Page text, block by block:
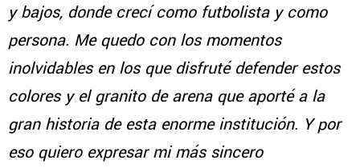
y bajos, donde crecí como futbolista y como
persona. Me quedo con los momentos
inolvidables en los que disfruté defender estos
colores y el granito de arena que aporté a la
gran historia de esta enorme institución. Y por
eso quiero expresar mi más sincero